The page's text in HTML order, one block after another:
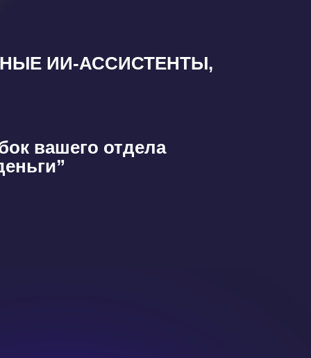
вашего отдела
ИИ-АССИСТЕНТЫ,